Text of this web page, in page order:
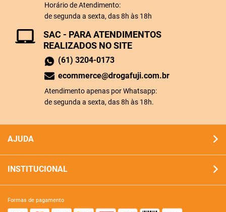
SAC - PARA ATENDIMENTOS
REALIZADOS NO SITE
(61) 3204-0173
ecommerce@drogafuji.com.br
Atendimento apenas por Whatsapp:
de segunda a sexta, das 8h às 18h.
Horário de Atendimento:
de segunda a sexta, das 8h às 18h
AJUDA
INSTITUCIONAL
formas de pagamento